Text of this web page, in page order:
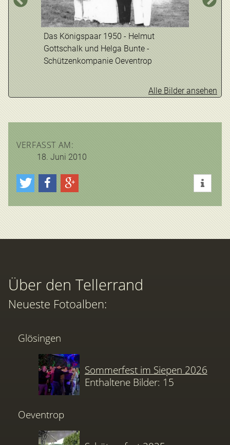
Das Königspaar 1950 - Helmut
Gottschalk und Helga Bunte -
Schützenkompanie Oeventrop
Alle Bilder ansehen
VERFASST AM:
18. Juni 2010
Über den Tellerrand
Neueste Fotoalben:
Glösingen
Sommerfest im Siepen 2026
Enthaltene Bilder: 15
Oeventrop